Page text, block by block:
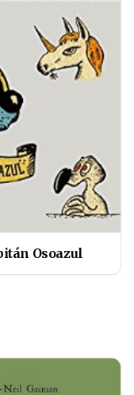
Osoazul